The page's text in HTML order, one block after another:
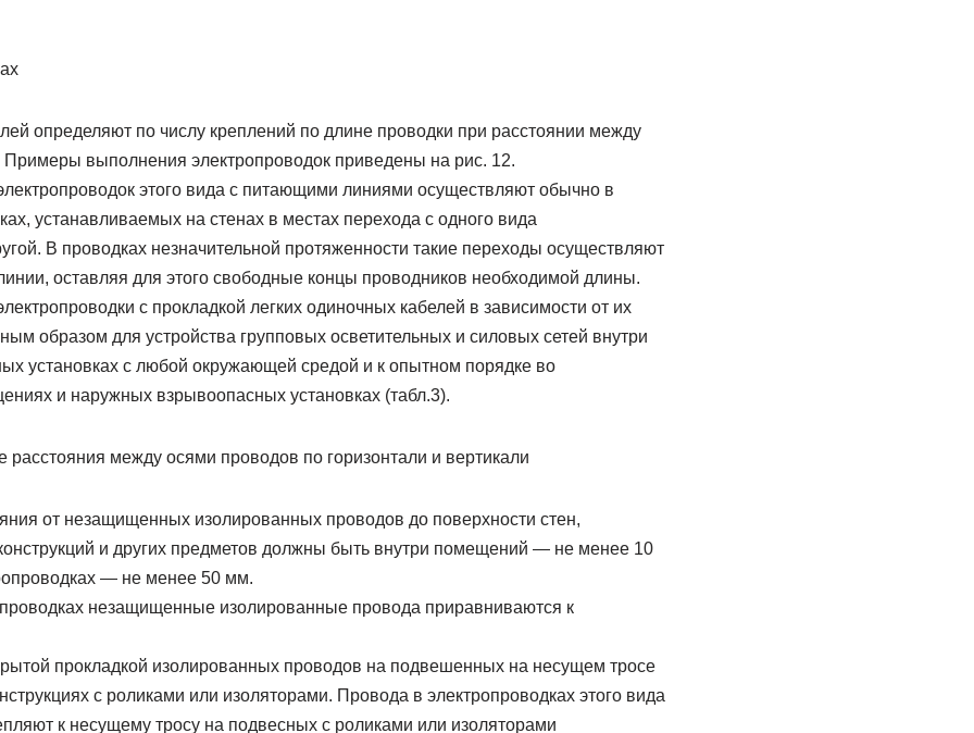
определяют по числу креплений по длине проводки при расстоянии между
выполнения электропроводок приведены на рис. 12.
этого вида с питающими линиями осуществляют обычно в
устанавливаемых на стенах в местах перехода с одного вида
В проводках незначительной протяженности такие переходы осуществляют
оставляя для этого свободные концы проводников необходимой длины.
с прокладкой легких одиночных кабелей в зависимости от их
образом для устройства групповых осветительных и силовых сетей внутри
установках с любой окружающей средой и к опытном порядке во
и наружных взрывоопасных установках (табл.3).
между осями проводов по горизонтали и вертикали
от незащищенных изолированных проводов до поверхности стен,
и других предметов должны быть внутри помещений — не менее 10
— не менее 50 мм.
незащищенные изолированные провода приравниваются к
прокладкой изолированных проводов на подвешенных на несущем тросе
с роликами или изоляторами. Провода в электропроводках этого вида
к несущему тросу на подвесных с роликами или изоляторами